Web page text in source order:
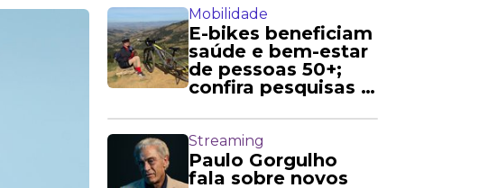
Mobilidade
E-bikes beneficiam
saúde e bem-estar
de pessoas 50+;
confira pesquisas e
Streaming
Paulo Gorgulho
fala sobre novos